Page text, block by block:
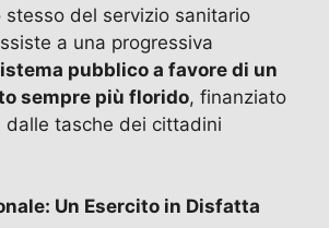
stesso del servizio sanitario
a una progressiva
pubblico a favore di un
sempre più florido, finanziato
dalle tasche dei cittadini
Un Esercito in Disfatta